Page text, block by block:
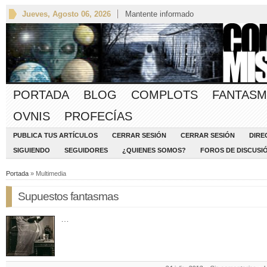
Jueves, Agosto 06, 2026 Mantente informado
PORTADA BLOG COMPLOTS
OVNIS
PROFECÍAS
PUBLICA TUS ARTÍCULOS CERRAR SESIÓN CERRAR SESIÓN
SIGUIENDO SEGUIDORES ¿QUIENES SOMOS? FOROS DE
Portada » Multimedia
Supuestos fantasmas